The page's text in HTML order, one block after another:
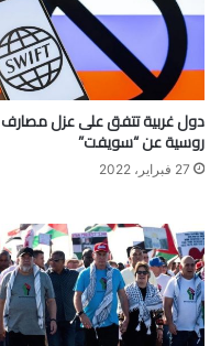
دول غربية تتفق على عزل مصارف
روسية عن “سويفت”
27 فبراير، 2022